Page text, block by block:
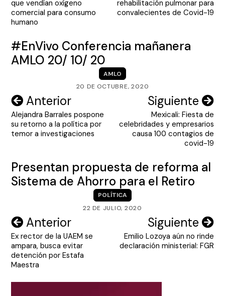
entradas
que vendían oxígeno
comercial para consumo
humano
rehabilitación pulmonar para
convalecientes de Covid-19
#EnVivo Conferencia mañanera
AMLO 20/ 10/ 20
AMLO
20 DE OCTUBRE, 2020
Navegación
de
entradas
Anterior
Alejandra Barrales pospone
su retorno a la política por
temor a investigaciones
Siguiente
Mexicali: Fiesta de
celebridades y empresarios
causa 100 contagios de
covid-19
Presentan propuesta de reforma al
Sistema de Ahorro para el Retiro
POLÍTICA
22 DE JULIO, 2020
Navegación
de
entradas
Anterior
Ex rector de la UAEM se
ampara, busca evitar
detención por Estafa
Maestra
Siguiente
Emilio Lozoya aún no rinde
declaración ministerial: FGR